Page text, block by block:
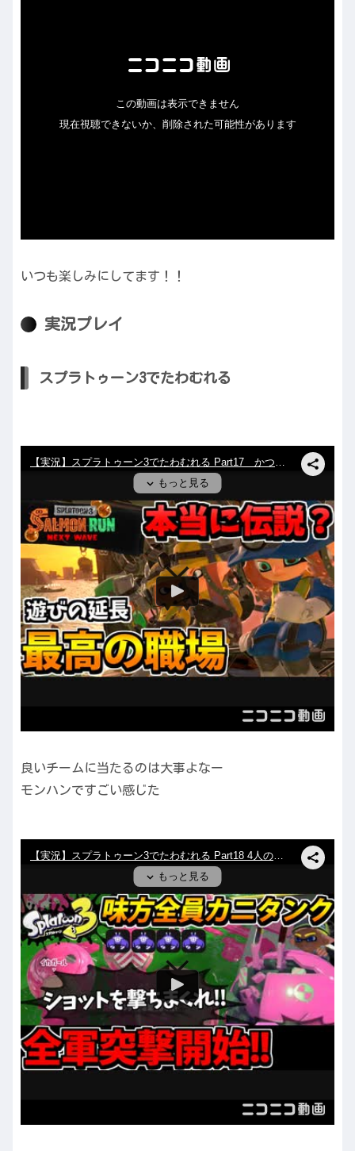
いつも楽しみにしてます！！
実況プレイ
スプラトゥーン3でたわむれる
良いチームに当たるのは大事よなー
モンハンですごい感じた